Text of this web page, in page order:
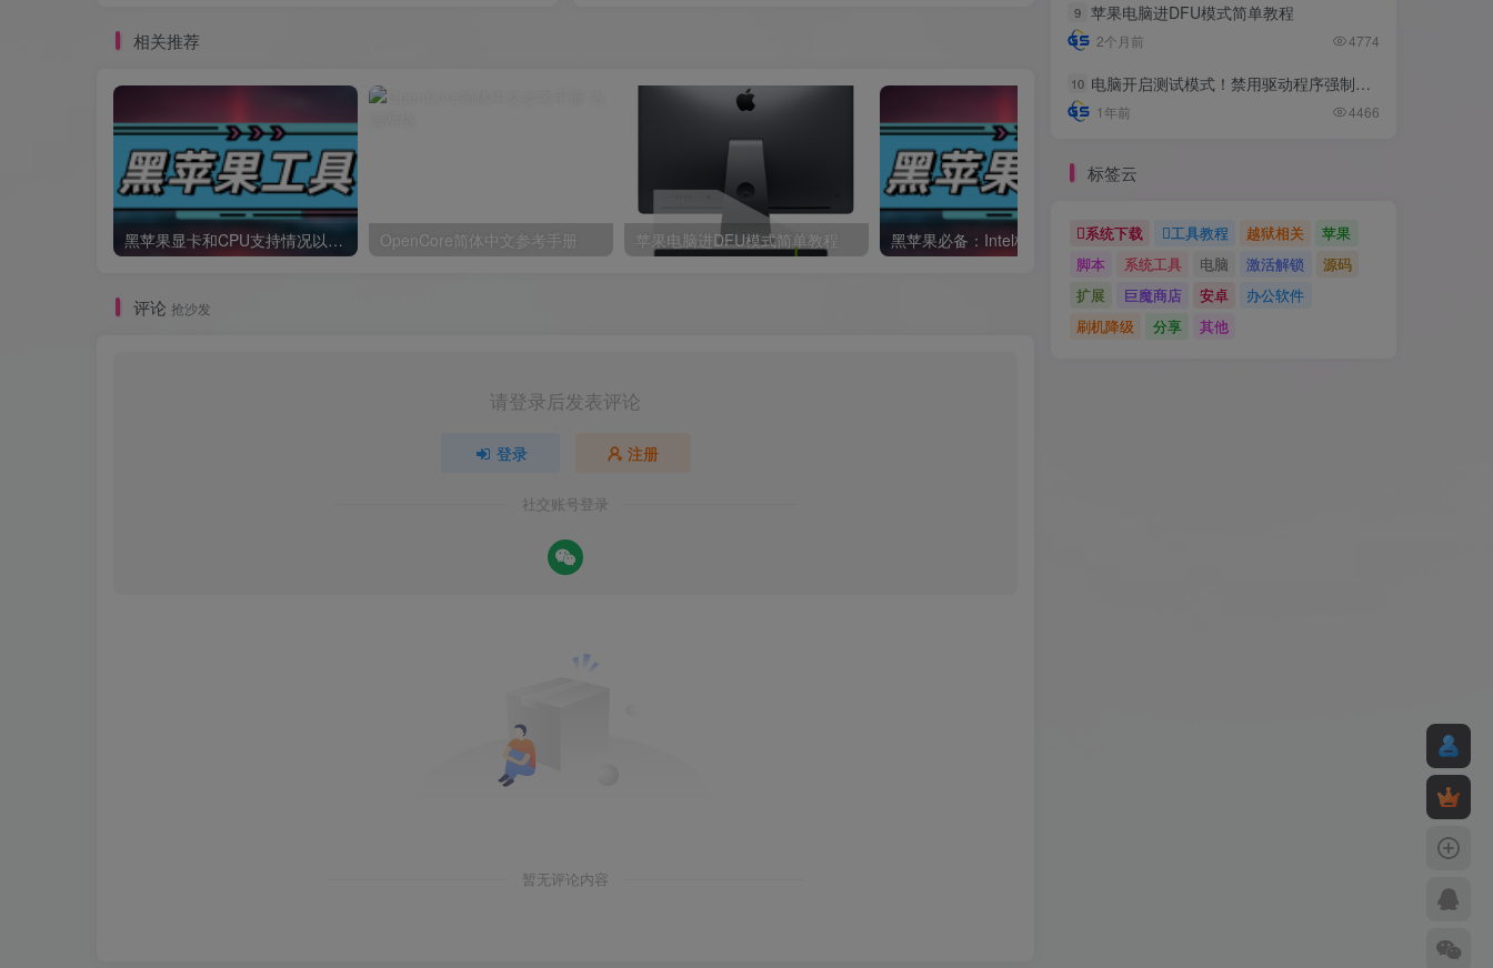
相关推荐
黑苹果显卡和CPU支持情况以及购买硬件防踩坑指南 OpenCore简体中文参考手册 苹果电脑进DFU模式简单教程 黑苹果必备：Intel核显platform ID整理及smbios速查表
评论 抢沙发
请登录后发表评论
登录 注册
社交账号登录
暂无评论内容
9 苹果电脑进DFU模式简单教程
2个月前 4774
10 电脑开启测试模式！禁用驱动程序强制签名！（大概操作方法）
1年前 4466
标签云
系统下载 工具教程 越狱相关
苹果
脚本
系统工具 电脑 激活解锁
源码
扩展
巨魔商店 安卓
办公软件
刷机降级
分享 其他